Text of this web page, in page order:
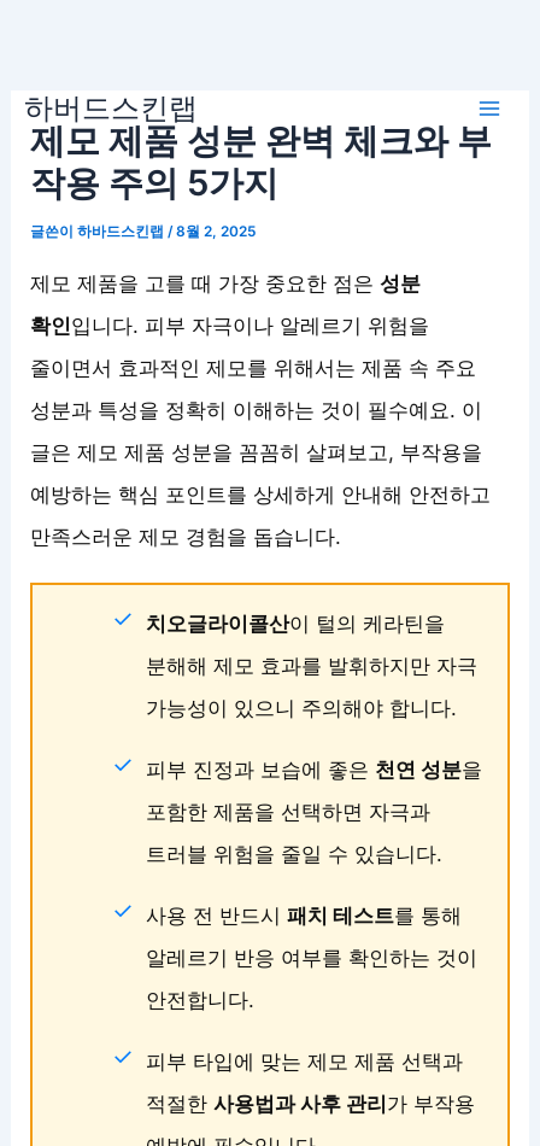
하버드스킨랩
제모 제품 성분 완벽 체크와 부
작용 주의 5가지
글쓴이하바드스킨랩/8월 2, 2025
제모 제품을 고를 때 가장 중요한 점은성분
확인입니다. 피부 자극이나 알레르기 위험을
줄이면서 효과적인 제모를 위해서는 제품 속 주요
성분과 특성을 정확히 이해하는 것이 필수예요. 이
글은 제모 제품 성분을 꼼꼼히 살펴보고, 부작용을
예방하는 핵심 포인트를 상세하게 안내해 안전하고
만족스러운 제모 경험을 돕습니다.
치오글라이콜산이 털의 케라틴을
분해해 제모 효과를 발휘하지만 자극
가능성이 있으니 주의해야 합니다.
피부 진정과 보습에 좋은 천연 성분을
포함한 제품을 선택하면 자극과
트러블 위험을 줄일 수 있습니다.
사용 전 반드시패치 테스트를 통해
알레르기 반응 여부를 확인하는 것이
안전합니다.
피부 타입에 맞는 제모 제품 선택과
적절한사용법과 사후 관리가 부작용